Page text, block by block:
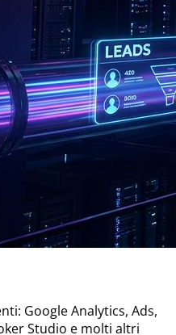
Google Analytics, Ads,
Studio e molti altri